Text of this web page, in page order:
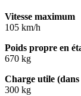
Vitesse maximum
105 km/h
Poids propre en
670 kg
Charge utile (dans
300 kg